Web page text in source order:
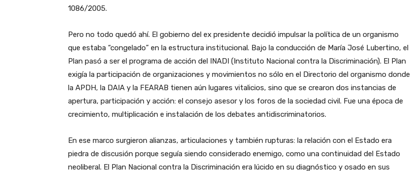
1086/2005.
Pero no todo quedó ahí. El gobierno del ex presidente decidió impulsar la política de un organismo
que estaba “congelado” en la estructura institucional. Bajo la conducción de María José Lubertino, el
Plan pasó a ser el programa de acción del INADI (Instituto Nacional contra la Discriminación). El Plan
exigía la participación de organizaciones y movimientos no sólo en el Directorio del organismo donde
la APDH, la DAIA y la FEARAB tienen aún lugares vitalicios, sino que se crearon dos instancias de
apertura, participación y acción: el consejo asesor y los foros de la sociedad civil. Fue una época de
crecimiento, multiplicación e instalación de los debates antidiscriminatorios.
En ese marco surgieron alianzas, articulaciones y también rupturas: la relación con el Estado era
piedra de discusión porque seguía siendo considerado enemigo, como una continuidad del Estado
neoliberal. El Plan Nacional contra la Discriminación era lúcido en su diagnóstico y osado en sus